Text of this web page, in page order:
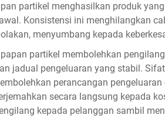
partikel menghasilkan produk
Konsistensi ini menghilangkan
menyumbang kepada
partikel membolehkan
jadual pengeluaran yang stabil.
perancangan
secara langsung kepada
kepada pelanggan sambil